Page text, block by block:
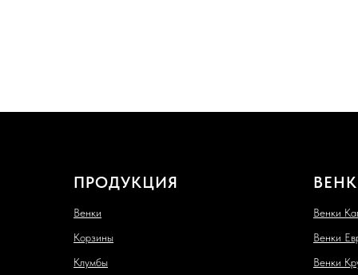
ПРОДУКЦИЯ
Венки
Корзины
Клумбы
Венки
Венки
Венки